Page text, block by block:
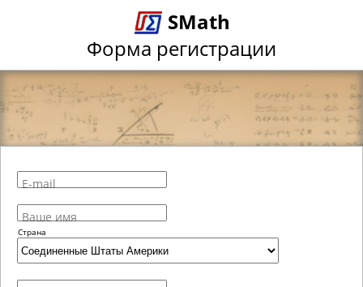
SMath
Форма регистрации
E-mail
Ваше имя
Страна